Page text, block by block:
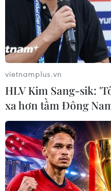
vietnamplus.vn
HLV Kim Sang-sik:
xa hơn tầm Đông